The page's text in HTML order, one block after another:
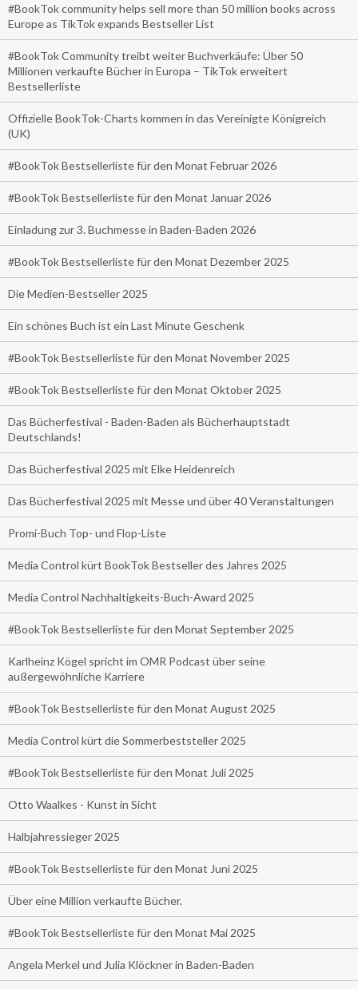
#BookTok community helps sell more than 50 million books across
Europe as TikTok expands Bestseller List
#BookTok Community treibt weiter Buchverkäufe: Über 50
Millionen verkaufte Bücher in Europa – TikTok erweitert
Bestsellerliste
Offizielle BookTok-Charts kommen in das Vereinigte Königreich
(UK)
#BookTok Bestsellerliste für den Monat Februar 2026
#BookTok Bestsellerliste für den Monat Januar 2026
Einladung zur 3. Buchmesse in Baden-Baden 2026
#BookTok Bestsellerliste für den Monat Dezember 2025
Die Medien-Bestseller 2025
Ein schönes Buch ist ein Last Minute Geschenk
#BookTok Bestsellerliste für den Monat November 2025
#BookTok Bestsellerliste für den Monat Oktober 2025
Das Bücherfestival - Baden-Baden als Bücherhauptstadt
Deutschlands!
Das Bücherfestival 2025 mit Elke Heidenreich
Das Bücherfestival 2025 mit Messe und über 40 Veranstaltungen
Promi-Buch Top- und Flop-Liste
Media Control kürt BookTok Bestseller des Jahres 2025
Media Control Nachhaltigkeits-Buch-Award 2025
#BookTok Bestsellerliste für den Monat September 2025
Karlheinz Kögel spricht im OMR Podcast über seine
außergewöhnliche Karriere
#BookTok Bestsellerliste für den Monat August 2025
Media Control kürt die Sommerbeststeller 2025
#BookTok Bestsellerliste für den Monat Juli 2025
Otto Waalkes - Kunst in Sicht
Halbjahressieger 2025
#BookTok Bestsellerliste für den Monat Juni 2025
Über eine Million verkaufte Bücher.
#BookTok Bestsellerliste für den Monat Mai 2025
Angela Merkel und Julia Klöckner in Baden-Baden